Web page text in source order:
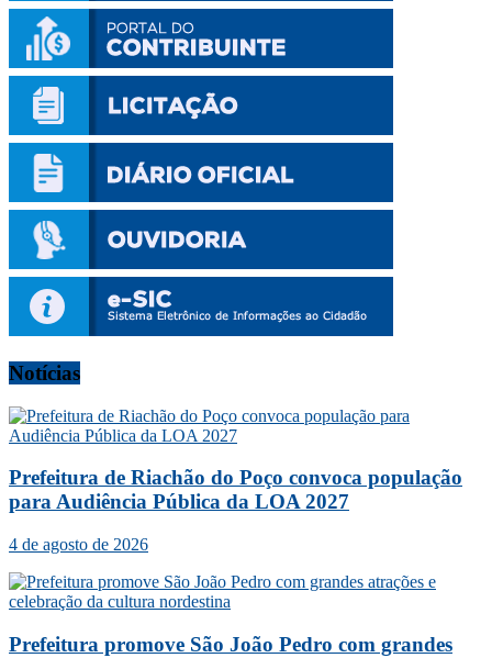
Notícias
Prefeitura de Riachão do Poço convoca população
para Audiência Pública da LOA 2027
4 de agosto de 2026
Prefeitura promove São João Pedro com grandes